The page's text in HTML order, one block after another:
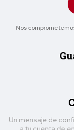
Nos
Un mensaje de